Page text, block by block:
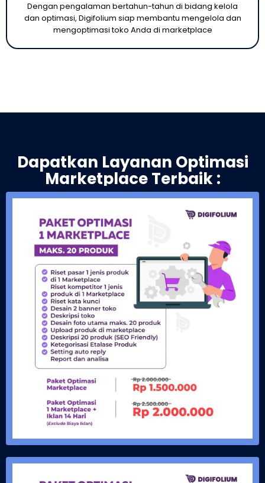
Dengan pengalaman bertahun-tahun di bidang kelola
dan optimasi, Digifolium siap membantu mengelola dan
mengoptimasi toko Anda di marketplace
Dapatkan Layanan Optimasi
Marketplace Terbaik :